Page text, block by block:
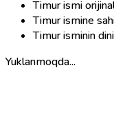
Timur ismi orijinal
Timur ismine
Timur isminin
Yuklanmoqda...